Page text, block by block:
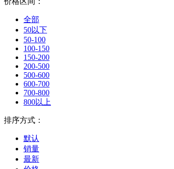
全部
50以下
50-100
100-150
150-200
200-500
500-600
600-700
700-800
800以上
排序方式：
默认
销量
最新